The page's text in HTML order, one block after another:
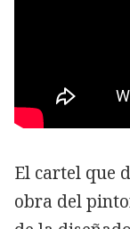
El cartel que
obra del